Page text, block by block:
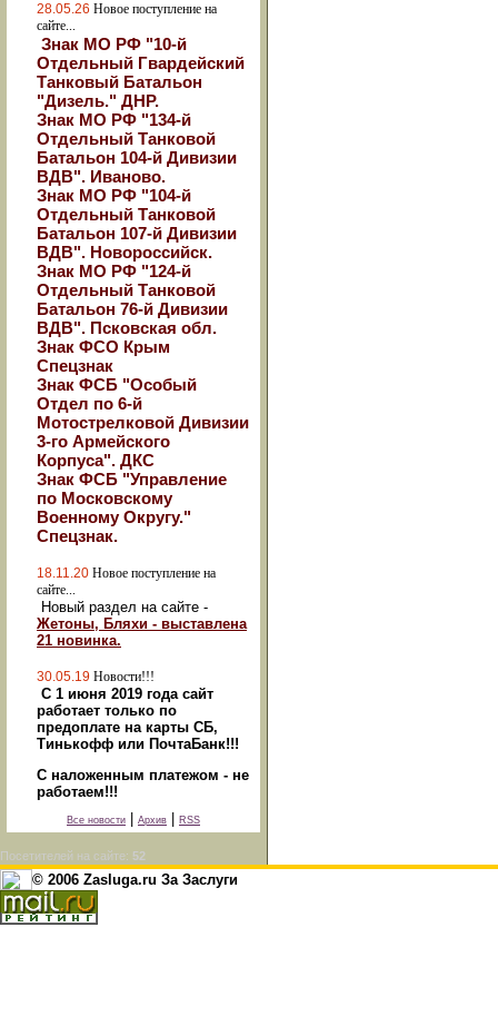
28.05.26 Новое поступление на
сайте...
Знак МО РФ "10-й
Отдельный Гвардейский
Танковый Батальон
"Дизель." ДНР.
Знак МО РФ "134-й
Отдельный Танковой
Батальон 104-й Дивизии
ВДВ". Иваново.
Знак МО РФ "104-й
Отдельный Танковой
Батальон 107-й Дивизии
ВДВ". Новороссийск.
Знак МО РФ "124-й
Отдельный Танковой
Батальон 76-й Дивизии
ВДВ". Псковская обл.
Знак ФСО Крым
Спецзнак
Знак ФСБ "Особый
Отдел по 6-й
Мотострелковой Дивизии
3-го Армейского
Корпуса". ДКС
Знак ФСБ "Управление
по Московскому
Военному Округу."
Спецзнак.
18.11.20 Новое поступление на
сайте...
Новый раздел на сайте -
Жетоны, Бляхи - выставлена
21 новинка.
30.05.19 Новости!!!
С 1 июня 2019 года сайт
работает только по
предоплате на карты СБ,
Тинькофф или ПочтаБанк!!!
С наложенным платежом - не
работаем!!!
Все новости Архив RSS
Посетителей на сайте: 52
© 2006 Zasluga.ru За Заслуги